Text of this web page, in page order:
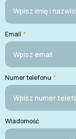
Email *
Numer telefonu *
Wiadomość